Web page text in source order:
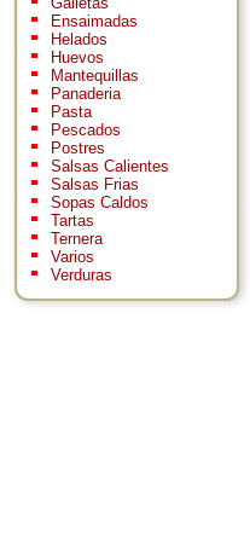
Ensaimadas
Helados
Huevos
Mantequillas
Panaderia
Pasta
Pescados
Postres
Salsas Calientes
Salsas Frias
Sopas Caldos
Tartas
Ternera
Varios
Verduras